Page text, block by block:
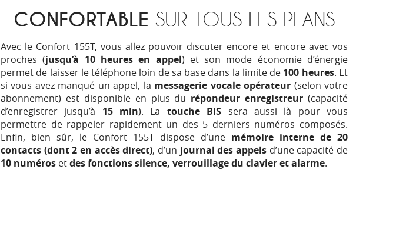
CONFORTABLE SUR TOUS LES PLANS
Avec le Confort 155T, vous allez pouvoir discuter encore et encore avec vos
proches (jusqu’à 10 heures en appel) et son mode économie d’énergie
permet de laisser le téléphone loin de sa base dans la limite de 100 heures. Et
si vous avez manqué un appel, la messagerie vocale opérateur (selon votre
abonnement) est disponible en plus du répondeur enregistreur (capacité
d’enregistrer jusqu’à 15 min). La touche BIS sera aussi là pour vous
permettre de rappeler rapidement un des 5 derniers numéros composés.
Enfin, bien sûr, le Confort 155T dispose d’une mémoire interne de 20
contacts (dont 2 en accès direct), d’un journal des appels d’une capacité de
10 numéros etdes fonctions silence, verrouillage du clavier et alarme.